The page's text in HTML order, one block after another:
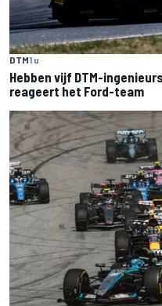
DTM1 u
Hebben vijf DTM-
reageert het Ford-team